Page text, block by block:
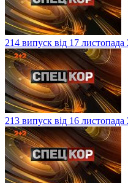
214 випуск від 17 листопада
213 випуск від 16 листопада